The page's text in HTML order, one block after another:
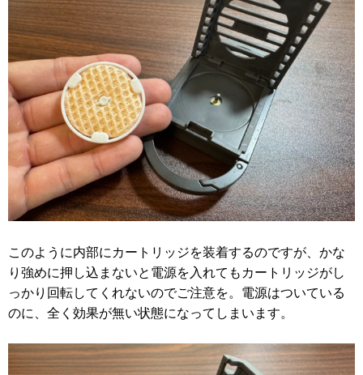
このように内部にカートリッジを装着するのですが、かな
り強めに押し込まないと電源を入れてもカートリッジがし
っかり回転してくれないのでご注意を。電源はついている
のに、全く効果が無い状態になってしまいます。